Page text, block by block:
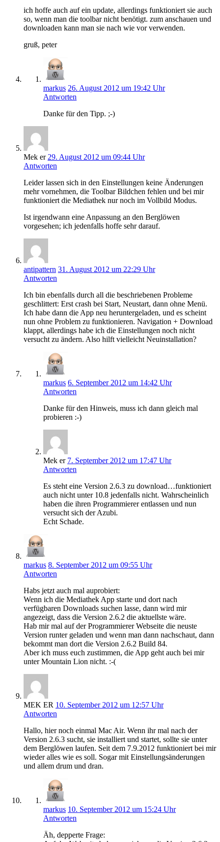
ich hoffe auch auf ein update, allerdings funktioniert sie auch
so, wenn man die toolbar nicht benötigt. zum anschauen und
downloaden kann man sie nach wie vor verwenden.
gruß, peter
markus 26. August 2012 um 19:42 Uhr
Antworten
Danke für den Tipp. ;-)
Mek er 29. August 2012 um 09:44 Uhr
Antworten
Leider lassen sich in den Einstellungen keine Änderungen
mehr vornehmen, die Toolbar Bildchen fehlen und bei mir
funktioniert die Mediathek nur noch im Vollbild Modus.
Ist irgendwann eine Anpassung an den Berglöwen
vorgesehen; ich jedenfalls hoffe sehr darauf.
antipattern 31. August 2012 um 22:29 Uhr
Antworten
Ich bin ebenfalls durch all die beschriebenen Probleme
geschlittert: Erst crash bei Start, Neustart, dann ohne Menü.
Ich habe dann die App neu heruntergeladen, und es scheint
nun ohne Problem zu funktionieren. Navigation + Download
klappt, allerdings habe ich die Einstellungen noch nicht
versucht zu ändern. Also hilft vielleicht Neuinstallation?
markus 6. September 2012 um 14:42 Uhr
Antworten
Danke für den Hinweis, muss ich dann gleich mal
probieren :-)
Mek er 7. September 2012 um 17:47 Uhr
Antworten
Es steht eine Version 2.6.3 zu download…funktioniert
auch nicht unter 10.8 jedenfalls nicht. Wahrscheinlich
haben die ihren Programmierer entlassen und nun
versucht sich der Azubi.
Echt Schade.
markus 8. September 2012 um 09:55 Uhr
Antworten
Habs jetzt auch mal auprobiert:
Wenn ich die Mediathek App starte und dort nach
verfügbaren Downloads suchen lasse, dann wird mir
angezeigt, dass die Version 2.6.2 die aktuellste wäre.
Hab mir mal auf der Programmierer Webseite die neuste
Version runter geladen und wenn man dann nachschaut, dann
bekommt man dort die Version 2.6.2 Build 84.
Aber ich muss euch zustimmen, die App geht auch bei mir
unter Mountain Lion nicht. :-(
MEK ER 10. September 2012 um 12:57 Uhr
Antworten
Hallo, hier noch einmal Mac Air. Wenn ihr mal nach der
Version 2.6.3 sucht, sie installiert und startet, sollte sie unter
dem Berglöwen laufen. Seit dem 7.9.2012 funktioniert bei mir
wieder alles wie es soll. Sogar mit Einstellungsänderungen
und allem drum und dran.
markus 10. September 2012 um 15:24 Uhr
Antworten
Äh, depperte Frage: